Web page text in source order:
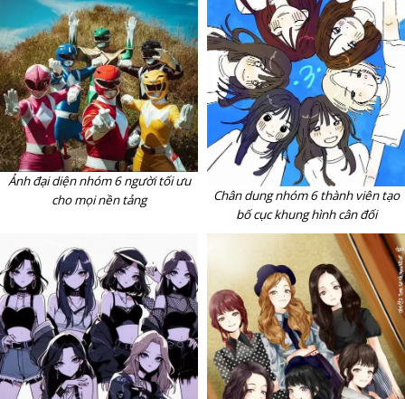
Ảnh đại diện nhóm 6 người tối ưu
cho mọi nền tảng
Chân dung nhóm 6 thành viên tạo
bố cục khung hình cân đối